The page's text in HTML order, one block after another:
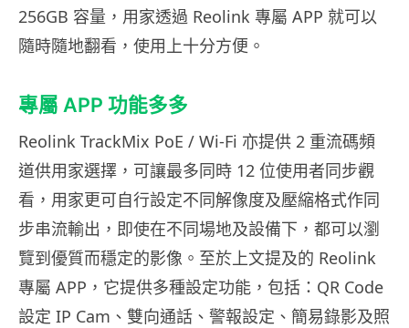
256GB 容量，用家透過 Reolink 專屬 APP 就可以
隨時隨地翻看，使用上十分方便。
專屬 APP 功能多多
Reolink TrackMix PoE / Wi-Fi 亦提供 2 重流碼頻
道供用家選擇，可讓最多同時 12 位使用者同步觀
看，用家更可自行設定不同解像度及壓縮格式作同
步串流輸出，即使在不同場地及設備下，都可以瀏
覽到優質而穩定的影像。至於上文提及的 Reolink
專屬 APP，它提供多種設定功能，包括：QR Code
設定 IP Cam、雙向通話、警報設定、簡易錄影及照